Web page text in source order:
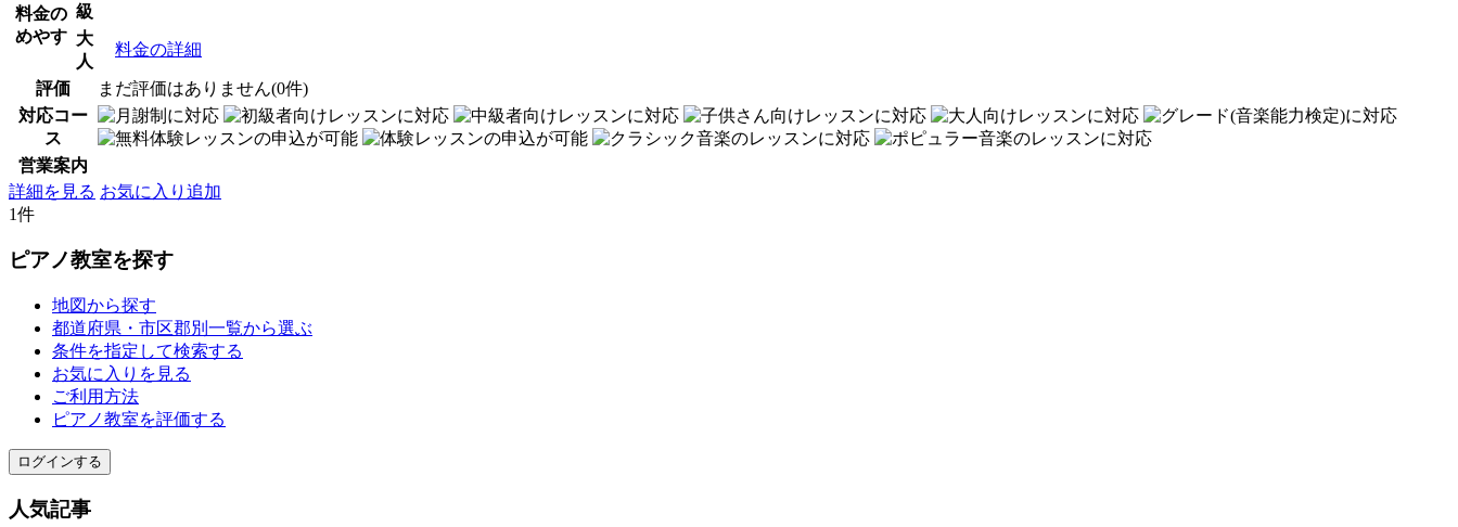
料金の
めやす
級
大
人
料金の詳細
評価
まだ評価はありません(0件)
対応コー
ス
営業案内
詳細を見る お気に入り追加
1件
ピアノ教室を探す
地図から探す
都道府県・市区郡別一覧から選ぶ
条件を指定して検索する
お気に入りを見る
ご利用方法
ピアノ教室を評価する
ログインする
人気記事